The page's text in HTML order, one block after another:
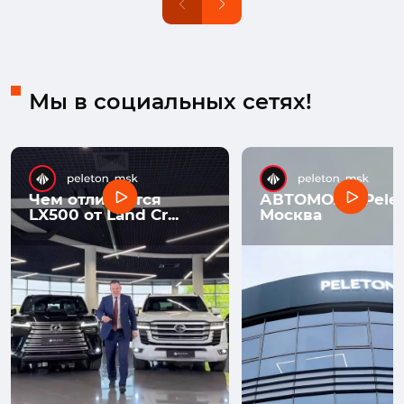
Мы в социальных сетях!
Чем отличается
LX500 от Land Cr...
АВТОМОЛЛ
Москва